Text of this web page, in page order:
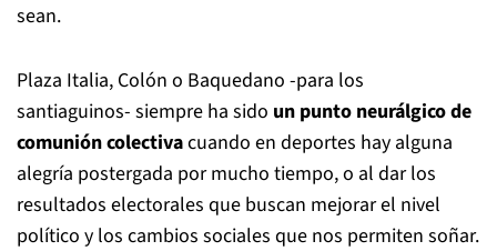
sean.
Plaza Italia, Colón o Baquedano -para los
santiaguinos- siempre ha sido un punto neurálgico de
comunión colectivacuando en deportes hay alguna
alegría postergada por mucho tiempo, o al dar los
resultados electorales que buscan mejorar el nivel
político y los cambios sociales que nos permiten soñar.